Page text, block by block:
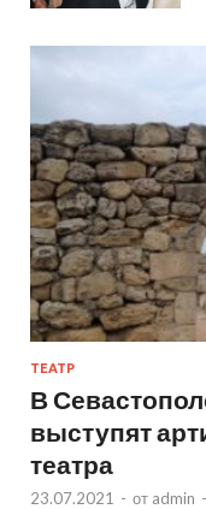
ТЕАТР
В
выступят
театра
23.07.2021 - от admin -